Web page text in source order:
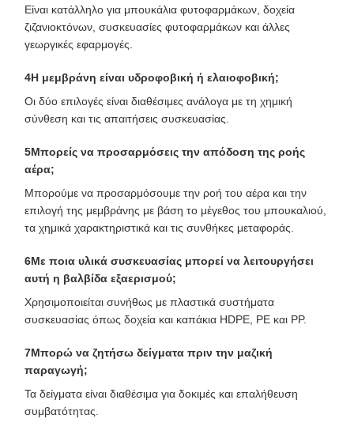
Είναι κατάλληλο για μπουκάλια φυτοφαρμάκων, δοχεία
ζιζανιοκτόνων, συσκευασίες φυτοφαρμάκων και άλλες
γεωργικές εφαρμογές.
4Η μεμβράνη είναι υδροφοβική ή ελαιοφοβική;
Οι δύο επιλογές είναι διαθέσιμες ανάλογα με τη χημική
σύνθεση και τις απαιτήσεις συσκευασίας.
5Μπορείς να προσαρμόσεις την απόδοση της ροής
αέρα;
Μπορούμε να προσαρμόσουμε την ροή του αέρα και την
επιλογή της μεμβράνης με βάση το μέγεθος του μπουκαλιού,
τα χημικά χαρακτηριστικά και τις συνθήκες μεταφοράς.
6Με ποια υλικά συσκευασίας μπορεί να λειτουργήσει
αυτή η βαλβίδα εξαερισμού;
Χρησιμοποιείται συνήθως με πλαστικά συστήματα
συσκευασίας όπως δοχεία και καπάκια HDPE, PE και PP.
7Μπορώ να ζητήσω δείγματα πριν την μαζική
παραγωγή;
Τα δείγματα είναι διαθέσιμα για δοκιμές και επαλήθευση
συμβατότητας.